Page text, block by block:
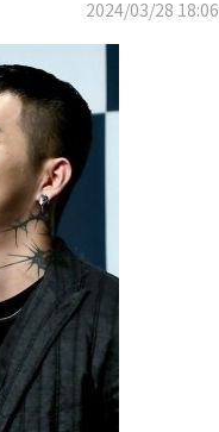
2024/03/28 18:06